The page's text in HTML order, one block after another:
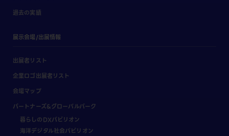
過去の実績
展示会場/出展情報
出展者リスト
企業ロゴ出展者リスト
会場マップ
パートナーズ&グローバルパーク
暮らしのDXパビリオン
海洋デジタル社会パビリオン